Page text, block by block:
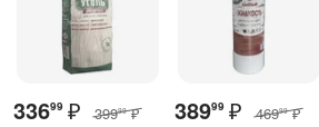
33699 ₽ 39999 ₽ 38999 ₽ 46999 ₽